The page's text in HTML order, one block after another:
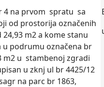
4 na prvom spratu sa
od prostorija označenih
m2 a kome stanu
podrumu označena br
m2 u stambenoj zgradi
u zknj ul br 4425/12
na parc br 1863,